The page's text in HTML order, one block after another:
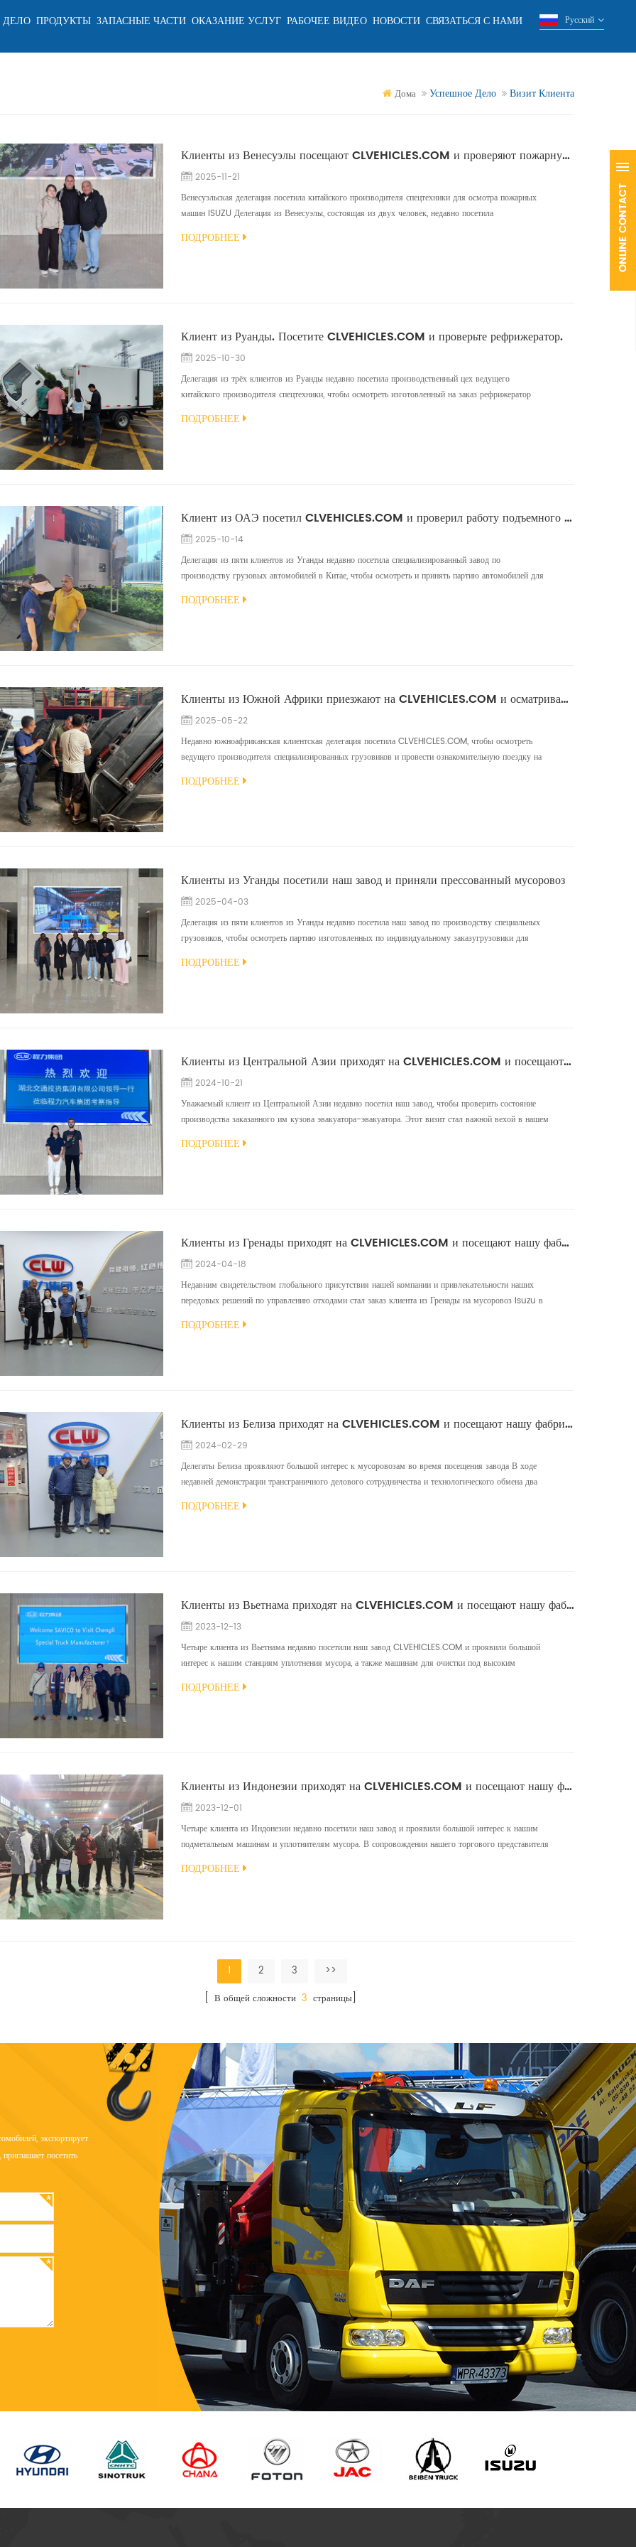
ПРОДУКТЫ ЗАПАСНЫЕ ЧАСТИ ОКАЗАНИЕ УСЛУГ РАБОЧЕЕ ВИДЕО НОВОСТИ СВЯЗАТЬСЯ С НАМИ Русский
Дома Успешное Дело Визит Клиента
Клиенты из Венесуэлы посещают CLVEHICLES.COM и проверяют пожарную машину
2025-11-21
Венесуэльская делегация посетила китайского производителя спецтехники для осмотра пожарных
машин ISUZU Делегация из Венесуэлы, состоящая из двух человек, недавно посетила
чтобы осмотреть три пожарные машины ISUZU, изготовленные по индивидуальному заказу и
ПОДРОБНЕЕ
Клиент из Руанды. Посетите CLVEHICLES.COM и проверьте рефрижератор.
2025-10-30
Делегация из трёх клиентов из Руанды недавно посетила производственный цех ведущего
китайского производителя спецтехники, чтобы осмотреть изготовленный на заказ рефрижератор
готов к производству. Клиентов тепло встретили сотрудники отдела продаж компании, которые
ПОДРОБНЕЕ
Клиент из ОАЭ посетил CLVEHICLES.COM и проверил работу подъемного грузовика
2025-10-14
Делегация из пяти клиентов из Уганды недавно посетила специализированный завод по
производству грузовых автомобилей в Китае, чтобы осмотреть и принять партию автомобилей для
разработанные специально для угандийского рынка, уже готовы и представлены клиентам во время
ПОДРОБНЕЕ
Клиенты из Южной Африки приезжают на CLVEHICLES.COM и осматривают мусоровоз-уплотнитель
2025-05-22
Недавно южноафриканская клиентская делегация посетила CLVEHICLES.COM, чтобы осмотреть
ведущего производителя специализированных грузовиков и провести ознакомительную поездку на
передовые решения по управлению отходами на международном рынке и укрепляет репутацию
ПОДРОБНЕЕ
Клиенты из Уганды посетили наш завод и приняли прессованный мусоровоз
2025-04-03
Делегация из пяти клиентов из Уганды недавно посетила наш завод по производству специальных
грузовиков, чтобы осмотреть партию изготовленных по индивидуальному заказугрузовики для
завершены и показаны клиентам во время визита. Делегация посетила производственный цех,
ПОДРОБНЕЕ
Клиенты из Центральной Азии приходят на CLVEHICLES.COM и посещают нашу фабрику.
2024-10-21
Уважаемый клиент из Центральной Азии недавно посетил наш завод, чтобы проверить состояние
производства заказанного им кузова эвакуатора-эвакуатора. Этот визит стал важной вехой в нашем
возможностях. По прибытии клиента тепло встретил наш отдел продаж, который провел
ПОДРОБНЕЕ
Клиенты из Гренады приходят на CLVEHICLES.COM и посещают нашу фабрику.
2024-04-18
Недавним свидетельством глобального присутствия нашей компании и привлекательности наших
передовых решений по управлению отходами стал заказ клиента из Гренады на мусоровоз Isuzu в
посещения завода в апреле, во время которого они получили подробное представление об
ПОДРОБНЕЕ
Клиенты из Белиза приходят на CLVEHICLES.COM и посещают нашу фабрику.
2024-02-29
Делегаты Белиза проявляют большой интерес к мусоровозам во время посещения завода В ходе
недавней демонстрации трансграничного делового сотрудничества и технологического обмена два
значительный интерес к нашим современным продуктам для мусоровозов со сжатым воздухом.
ПОДРОБНЕЕ
Клиенты из Вьетнама приходят на CLVEHICLES.COM и посещают нашу фабрику.
2023-12-13
Четыре клиента из Вьетнама недавно посетили наш завод CLVEHICLES.COM и проявили большой
интерес к нашим станциям уплотнения мусора, а также машинам для очистки под высоким
представителя они осмотрели цеха по производству этих автомобилей, получили подробное
ПОДРОБНЕЕ
Клиенты из Индонезии приходят на CLVEHICLES.COM и посещают нашу фабрику.
2023-12-01
Четыре клиента из Индонезии недавно посетили наш завод и проявили большой интерес к нашим
подметальным машинам и уплотнителям мусора. В сопровождении нашего торгового представителя
продукции, а также получили ответы на свои вопросы. Во время визита клиенты были впечатлены
ПОДРОБНЕЕ
1 2 3
>>
[ В общей сложности3 страницы]
экспортирует
посетить